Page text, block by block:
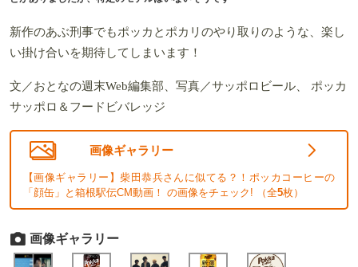
新作のあぶ刑事でもポッカとポカリのやり取りのような、楽し
い掛け合いを期待してしまいます！
文／おとなの週末Web編集部、写真／サッポロビール、 ポッカ
サッポロ＆フードビバレッジ
画像ギャラリー
【画像ギャラリー】柴田恭兵さんに似てる？！ポッカコーヒーの
「顔缶」と箱根駅伝CM動画！ の画像をチェック! （全5枚）
画像ギャラリー